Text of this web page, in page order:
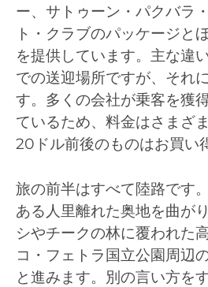
ー、サトゥーン・パクバラ
ト・クラブのパッケージと
を提供しています。主な違
での送迎場所ですが、それ
す。多くの会社が乗客を獲
ているため、料金はさまざ
20ドル前後のものはお買い
旅の前半はすべて陸路です
ある人里離れた奥地を曲が
シやチークの林に覆われた
コ・フェトラ国立公園周辺
と進みます。別の言い方を